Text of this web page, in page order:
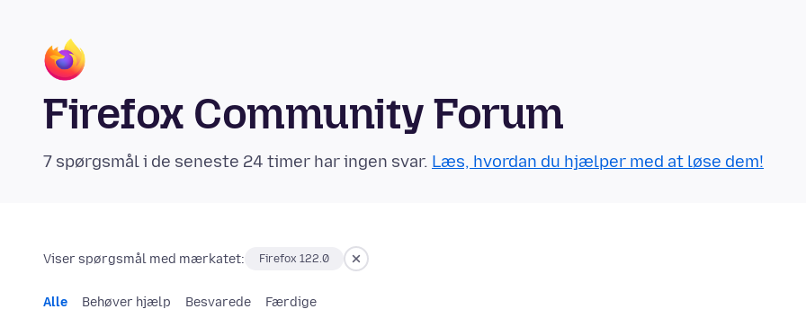
Firefox Community Forum
7 spørgsmål i de seneste 24 timer har ingen svar. Læs, hvordan du hjælper med at løse dem!
Viser spørgsmål med mærkatet: Firefox 122.0
Alle Behøver hjælp Besvarede Færdige